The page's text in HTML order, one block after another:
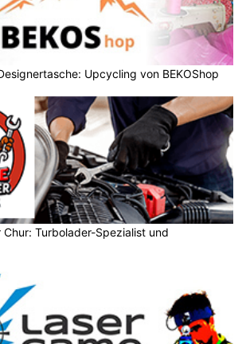
Upcycling von BEKOShop
Turbolader-Spezialist und